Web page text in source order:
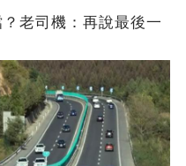
老司機：再說最後一